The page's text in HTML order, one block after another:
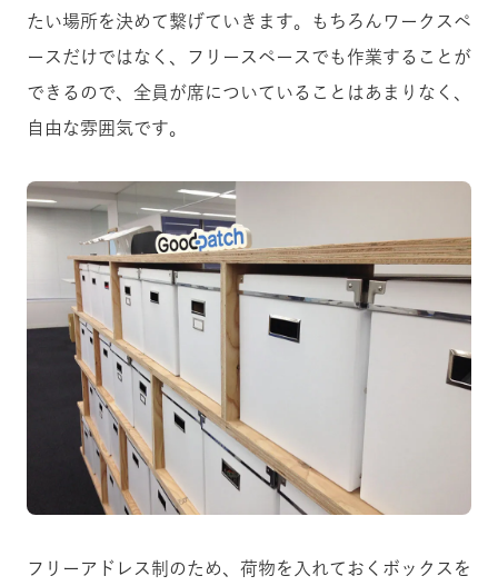
たい場所を決めて繋げていきます。もちろんワークスペ
ースだけではなく、フリースペースでも作業することが
できるので、全員が席についていることはあまりなく、
自由な雰囲気です。
フリーアドレス制のため、荷物を入れておくボックスを